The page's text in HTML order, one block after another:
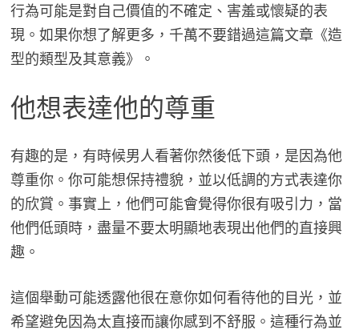
行為可能是對自己價值的不確定、害羞或懷疑的表
現。如果你想了解更多，千萬不要錯過這篇文章《造
型的類型及其意義》。
他想表達他的尊重
有趣的是，有時候男人看著你然後低下頭，是因為他
尊重你。你可能想保持禮貌，並以低調的方式表達你
的欣賞。事實上，他們可能會覺得你很有吸引力，當
他們低頭時，盡量不要太明顯地表現出他們的直接興
趣。
這個舉動可能透露他很在意你如何看待他的目光，並
希望避免因為太直接而讓你感到不舒服。這種行為並